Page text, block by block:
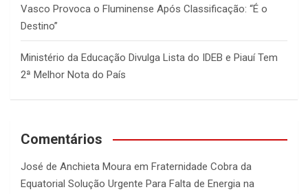
Vasco Provoca o Fluminense Após Classificação: “É o
Destino”
Ministério da Educação Divulga Lista do IDEB e Piauí Tem
2ª Melhor Nota do País
Comentários
José de Anchieta Moura em Fraternidade Cobra da
Equatorial Solução Urgente Para Falta de Energia na